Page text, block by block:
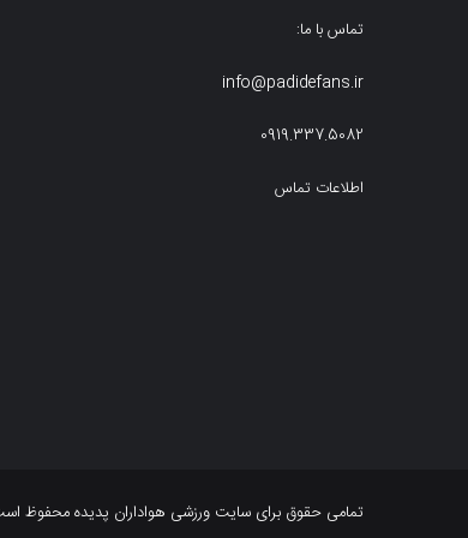
تماس با ما:
info@padidefans.ir
0919.337.5082
اطلاعات تماس
تمامی حقوق برای سایت ورزشی هواداران پدیده محفوظ